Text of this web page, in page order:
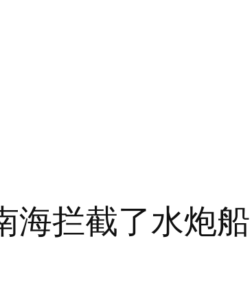
海拦截了水炮船